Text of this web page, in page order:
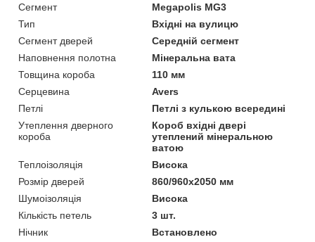
Сегмент
Megapolis MG3
Тип
Вхідні на вулицю
Сегмент дверей
Середній сегмент
Наповнення полотна
Мінеральна вата
Товщина короба
110 мм
Серцевина
Avers
Петлі
Петлі з кулькою всередині
Утеплення дверного
короба
Короб вхідні двері
утеплений мінеральною
ватою
Теплоізоляція
Висока
Розмір дверей
860/960х2050 мм
Шумоізоляція
Висока
Кількість петель
3 шт.
Нічник
Встановлено